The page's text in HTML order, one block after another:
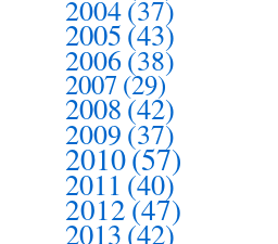
2004(37)
2005(43)
2006(38)
2007 (29)
2008(42)
2009 (37)
2010(57)
2011 (40)
2012(47)
2013 (42)